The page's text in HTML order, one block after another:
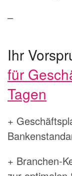
–
Ihr
für
Tagen
+
+ Branchen-